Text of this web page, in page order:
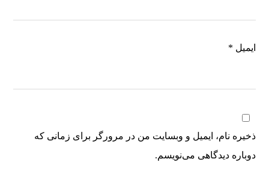
ایمیل *
ذخیره نام، ایمیل و وبسایت من در مرورگر برای زمانی که
دوباره دیدگاهی می‌نویسم.